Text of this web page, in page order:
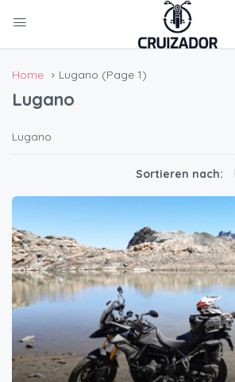
Home Lugano (Page 1)
Lugano
Lugano
Sortieren nach: